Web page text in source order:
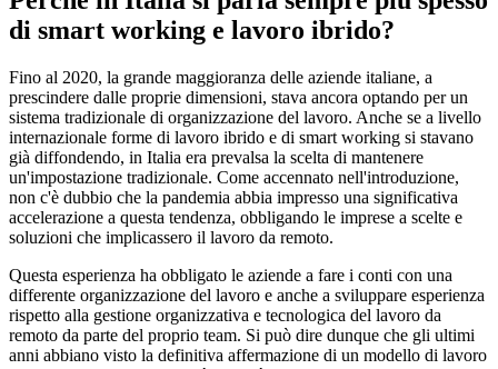
di smart working e lavoro ibrido?
Fino al 2020, la grande maggioranza delle aziende italiane, a
prescindere dalle proprie dimensioni, stava ancora optando per un
sistema tradizionale di organizzazione del lavoro. Anche se a livello
internazionale forme di lavoro ibrido e di smart working si stavano
già diffondendo, in Italia era prevalsa la scelta di mantenere
un'impostazione tradizionale. Come accennato nell'introduzione,
non c'è dubbio che la pandemia abbia impresso una significativa
accelerazione a questa tendenza, obbligando le imprese a scelte e
soluzioni che implicassero il lavoro da remoto.
Questa esperienza ha obbligato le aziende a fare i conti con una
differente organizzazione del lavoro e anche a sviluppare esperienza
rispetto alla gestione organizzativa e tecnologica del lavoro da
remoto da parte del proprio team. Si può dire dunque che gli ultimi
anni abbiano visto la definitiva affermazione di un modello di lavoro